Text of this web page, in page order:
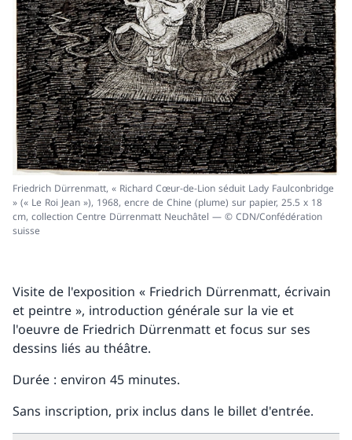
Friedrich Dürrenmatt, « Richard Cœur-de-Lion séduit Lady Faulconbridge
» (« Le Roi Jean »), 1968, encre de Chine (plume) sur papier, 25.5 x 18
cm, collection Centre Dürrenmatt Neuchâtel — © CDN/Confédération
suisse
Visite de l'exposition « Friedrich Dürrenmatt, écrivain
et peintre », introduction générale sur la vie et
l'oeuvre de Friedrich Dürrenmatt et focus sur ses
dessins liés au théâtre.
Durée : environ 45 minutes.
Sans inscription, prix inclus dans le billet d'entrée.